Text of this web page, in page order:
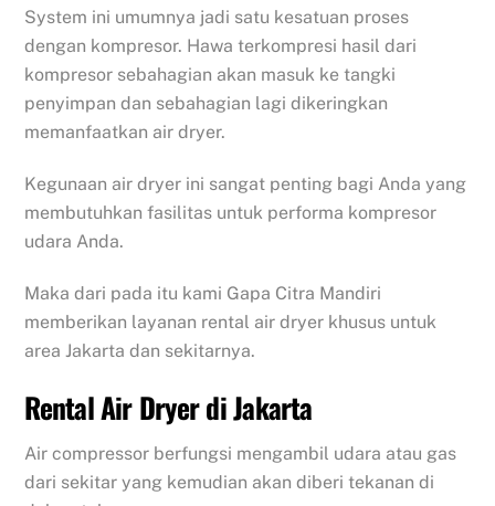
System ini umumnya jadi satu kesatuan proses
dengan kompresor. Hawa terkompresi hasil dari
kompresor sebahagian akan masuk ke tangki
penyimpan dan sebahagian lagi dikeringkan
memanfaatkan air dryer.
Kegunaan air dryer ini sangat penting bagi Anda yang
membutuhkan fasilitas untuk performa kompresor
udara Anda.
Maka dari pada itu kami Gapa Citra Mandiri
memberikan layanan rental air dryer khusus untuk
area Jakarta dan sekitarnya.
Rental Air Dryer di Jakarta
Air compressor berfungsi mengambil udara atau gas
dari sekitar yang kemudian akan diberi tekanan di